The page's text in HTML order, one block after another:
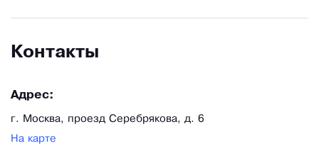
Контакты
Адрес:
г. Москва, проезд Серебрякова, д. 6
На карте